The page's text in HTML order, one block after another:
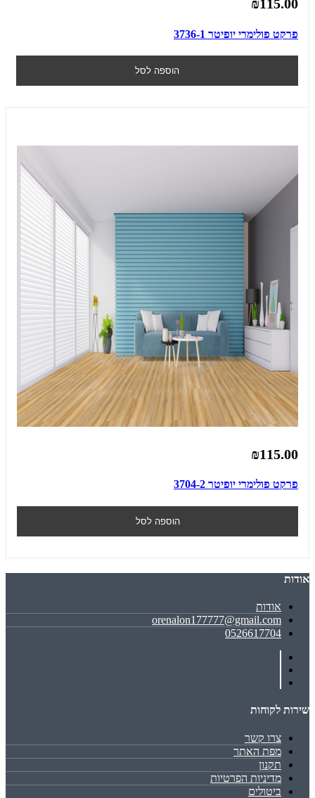
₪115.00
פרקט פולימרי יופיטר 3736-1
הוספה לסל
₪115.00
פרקט פולימרי יופיטר 3704-2
הוספה לסל
אודות
אודות
orenalon177777@gmail.com
0526617704
שירות לקוחות
צרו קשר
מפת האתר
תקנון
מדיניות הפרטיות
ביטולים